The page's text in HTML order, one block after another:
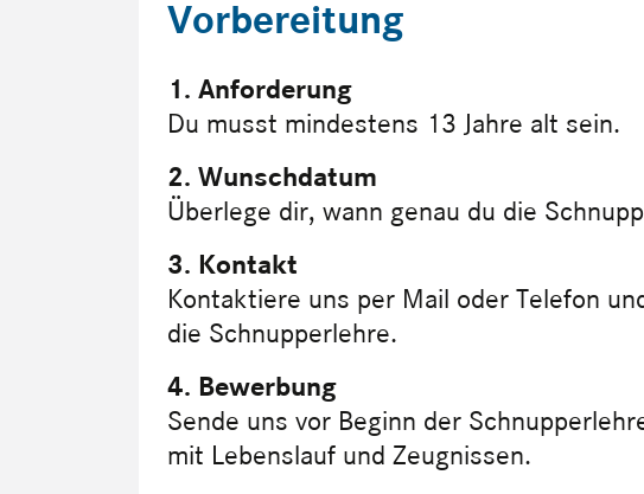
Vorbereitung
1. Anforderung
Du musst mindestens 13 Jahre alt sein.
2. Wunschdatum
Überlege dir, wann genau du die
3. Kontakt
Kontaktiere uns per Mail oder Telefon
die Schnupperlehre.
4. Bewerbung
Sende uns vor Beginn der
mit Lebenslauf und Zeugnissen.